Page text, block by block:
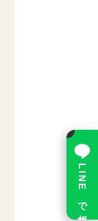
LINE で相談
×